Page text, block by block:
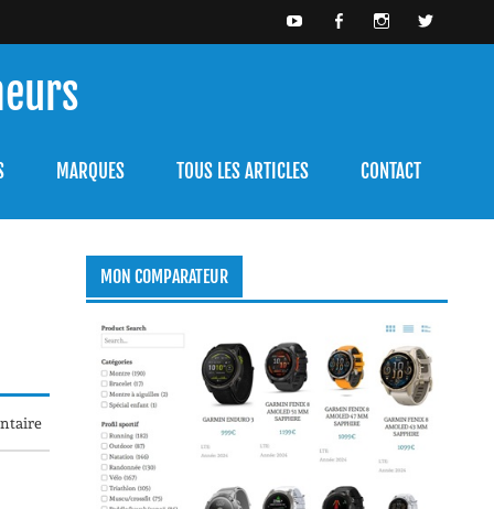
MARQUES TOUS LES ARTICLES CONTACT
MON COMPARATEUR